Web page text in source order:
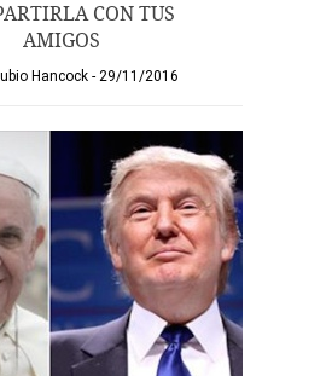
CON TUS
AMIGOS
Hancock 29/11/2016